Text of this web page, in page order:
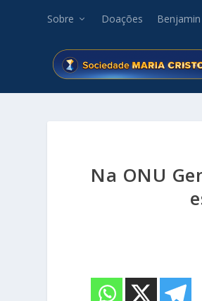
Sobre Doações
Na ONU